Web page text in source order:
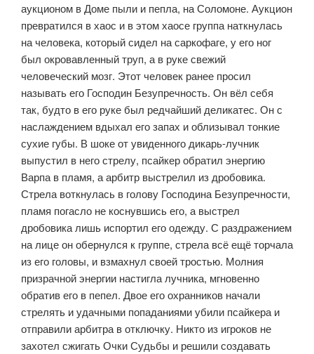
аукционом в Доме пыли и пепла, на Соломоне. Аукцион
превратился в хаос и в этом хаосе группа наткнулась
на человека, который сидел на саркофаге, у его ног
был окровавленный труп, а в руке свежий
человеческий мозг. Этот человек ранее просил
называть его Господин Безупречность. Он вёл себя
так, будто в его руке был редчайший деликатес. Он с
наслаждением вдыхал его запах и облизывал тонкие
сухие губы. В шоке от увиденного дикарь-лучник
выпустил в него стрелу, псайкер обратил энергию
Варпа в пламя, а арбитр выстрелил из дробовика.
Стрела воткнулась в голову Господина Безупречности,
пламя погасло не коснувшись его, а выстрел
дробовика лишь испортил его одежду. С раздражением
на лице он обернулся к группе, стрела всё ещё торчала
из его головы, и взмахнул своей тростью. Молния
призрачной энергии настигла лучника, мгновенно
обратив его в пепел. Двое его охранников начали
стрелять и удачными попаданиями убили псайкера и
отправили арбитра в отключку. Никто из игроков не
захотел сжигать Очки Судьбы и решили создавать